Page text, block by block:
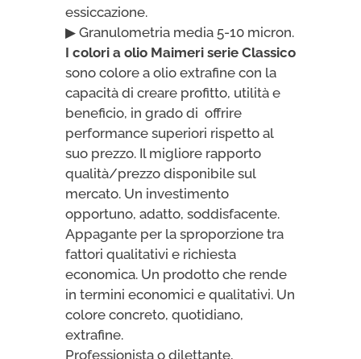
essiccazione.
▶ Granulometria media 5-10 micron.
I colori a olio Maimeri serie Classico
sono colore a olio extrafine con la
capacità di creare profitto, utilità e
beneficio, in grado di offrire
performance superiori rispetto al
suo prezzo. Il migliore rapporto
qualità/prezzo disponibile sul
mercato. Un investimento
opportuno, adatto, soddisfacente.
Appagante per la sproporzione tra
fattori qualitativi e richiesta
economica. Un prodotto che rende
in termini economici e qualitativi. Un
colore concreto, quotidiano,
extrafine.
Professionista o dilettante,